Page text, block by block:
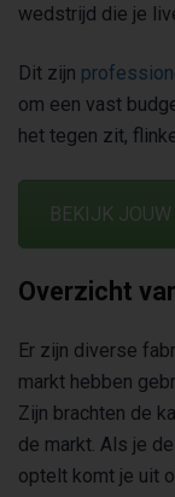
wedstrijd die je
Dit zijn
om een vast
het tegen zit,
BEKIJK
Overzicht
Er zijn diverse
markt hebben
Zijn brachten de
de markt. Als je
optelt komt je uit